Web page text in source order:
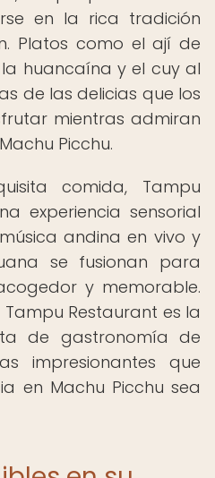
en la rica tradición
Platos como el ají de
huancaína y el cuy al
de las delicias que los
mientras admiran
Picchu.
comida, Tampu
experiencia sensorial
andina en vivo y
se fusionan para
y memorable.
Restaurant es la
de gastronomía de
impresionantes que
en Machu Picchu sea